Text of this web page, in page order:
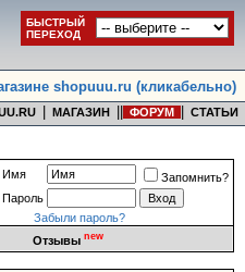
БЫСТРЫЙ
ПЕРЕХОД
shopuuu.ru (кликабельно)
МАГАЗИН ФОРУМ СТАТЬИ
Имя
Запомнить?
Пароль
Забыли пароль?
Отзывы new